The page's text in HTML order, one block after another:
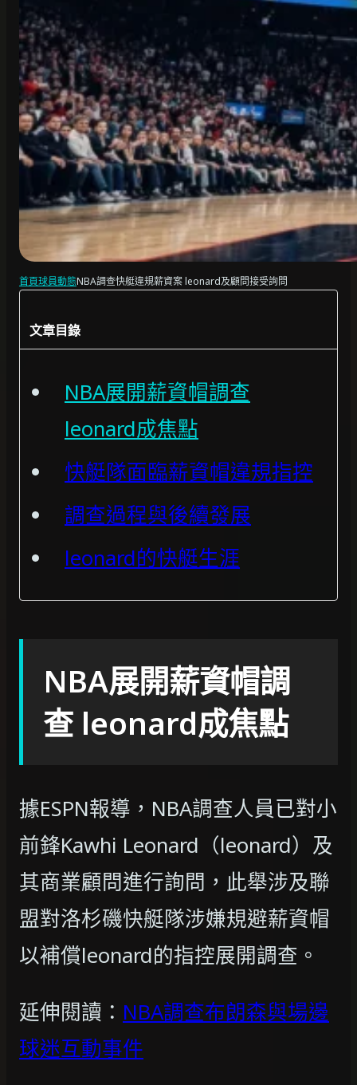
首頁球員動態NBA調查快艇違規薪資案 leonard及顧問接受詢問
文章目錄
NBA展開薪資帽調查
leonard成焦點
快艇隊面臨薪資帽違規指控
調查過程與後續發展
leonard的快艇生涯
NBA展開薪資帽調
查 leonard成焦點
據ESPN報導，NBA調查人員已對小
前鋒Kawhi Leonard（leonard）及
其商業顧問進行詢問，此舉涉及聯
盟對洛杉磯快艇隊涉嫌規避薪資帽
以補償leonard的指控展開調查。
延伸閱讀： NBA調查布朗森與場邊
球迷互動事件